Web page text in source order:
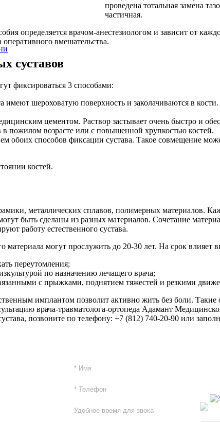
проведена тотальная замена
частичная.
определяется врачом-анестезиологом и зависит от
вмешательства.
суставов
фиксироваться 3 способами:
шероховатую поверхность и заколачиваются в кости.
цементом. Раствор застывает очень быстро и
пожилом возрасте или с повышенной хрупкостью костей.
обоих способов фиксации сустава. Такое совмещение
костей.
металлических сплавов, полимерных материалов.
быть сделаны из разных материалов. Сочетание
работу естественного сустава.
материала могут прослужить до 20-30 лет. На срок влияет
переутомления;
по назначению лечащего врача;
с прыжками, поднятием тяжестей и резкими
имплантом позволит активно жить без боли.
врача-травматолога-ортопеда Адамант
позвоните по телефону: +7 (812) 740-20-90 или